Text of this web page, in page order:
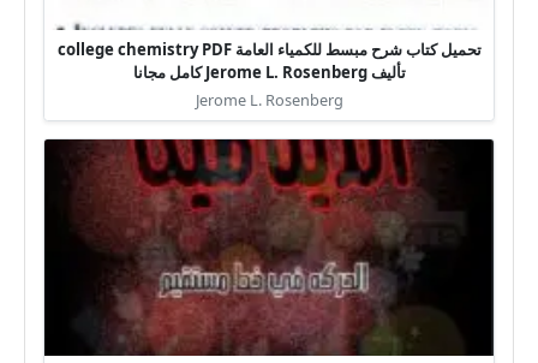
تحميل كتاب شرح مبسط للكمياء العامة college chemistry PDF
تأليف Jerome L. Rosenberg كامل مجانا
Jerome L. Rosenberg